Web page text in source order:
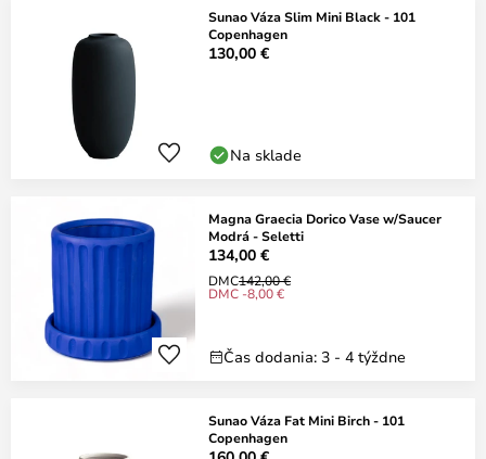
Sunao Váza Slim Mini Black - 101
Copenhagen
130,00 €
Na sklade
Magna Graecia Dorico Vase w/Saucer
Modrá - Seletti
134,00 €
DMC142,00 €
DMC -8,00 €
Čas dodania: 3 - 4 týždne
Sunao Váza Fat Mini Birch - 101
Copenhagen